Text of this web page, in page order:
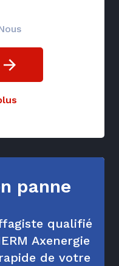
panne
qualifié
Axenergie
de votre